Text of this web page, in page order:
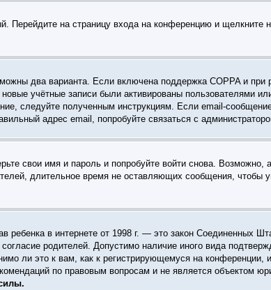
Перейдите на страницу входа на конференцию и щелкните
два варианта. Если включена поддержка COPPA и при
учётные записи были активированы пользователями
следуйте полученным инструкциям. Если email-
адрес email, попробуйте связаться с
свои имя и пароль и попробуйте войти снова.
длительное время не оставляющих сообщения,
ребенка в интернете от 1998 г. — это закон Соединенных
родителей. Допустимо наличие иного вида
ли это к вам, как к регистрирующемуся на
по правовым вопросам и не является объектом